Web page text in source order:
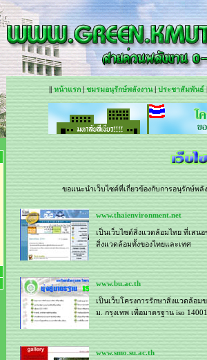
||หน้าแรก| ชมรมอนุรักษ์พลังงาน| ประชาสัมพันธ์
ขอแนะนำเว็บไซต์ที่เกี่ยวข้องกับการอนุรักษ์พ
www.thaienvironment.net
เป็นเว็บไซต์สิ่งแวดล้อมไทย ที่เสนอ
สิ่งแวดล้อมทั้งของไทยและเทศ
www.bu.ac.th
เป็นเว็บโครงการรักษาสิ่งแวดล้อม
ม. กรุงเทพ เพื่อมาตรฐาน iso 14001
www.smo.su.ac.th